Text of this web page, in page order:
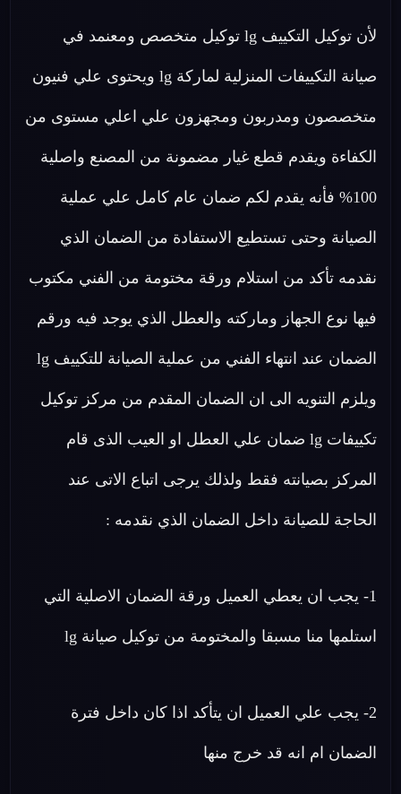
لأن توكيل التكييف lg توكيل متخصص ومعنمد في
صيانة التكييفات المنزلية لماركة lg ويحتوى علي فنيون
متخصصون ومدربون ومجهزون علي اعلي مستوى من
الكفاءة ويقدم قطع غيار مضمونة من المصنع واصلية
100% فأنه يقدم لكم ضمان عام كامل علي عملية
الصيانة وحتى تستطيع الاستفادة من الضمان الذي
نقدمه تأكد من استلام ورقة مختومة من الفني مكتوب
فيها نوع الجهاز وماركته والعطل الذي يوجد فيه ورقم
الضمان عند انتهاء الفني من عملية الصيانة للتكييف lg
ويلزم التنويه الى ان الضمان المقدم من مركز توكيل
تكييفات lg ضمان علي العطل او العيب الذى قام
المركز بصيانته فقط ولذلك يرجى اتباع الاتى عند
الحاجة للصيانة داخل الضمان الذي نقدمه :
1- يجب ان يعطي العميل ورقة الضمان الاصلية التي
استلمها منا مسبقا والمختومة من توكيل صيانة lg
2- يجب علي العميل ان يتأكد اذا كان داخل فترة
الضمان ام انه قد خرج منها